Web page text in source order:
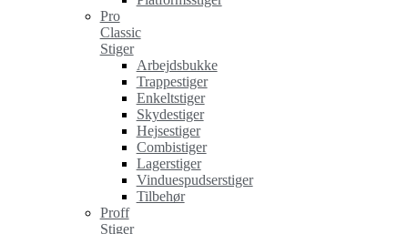
Pro
Classic
Stiger
Arbejdsbukke
Trappestiger
Enkeltstiger
Skydestiger
Hejsestiger
Combistiger
Lagerstiger
Vinduespudserstiger
Tilbehør
Proff
Stiger